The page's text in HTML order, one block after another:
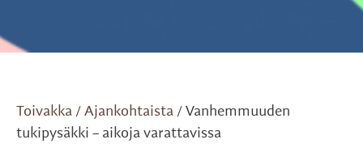
Toivakka / Ajankohtaista / Vanhemmuuden
tukipysäkki – aikoja varattavissa